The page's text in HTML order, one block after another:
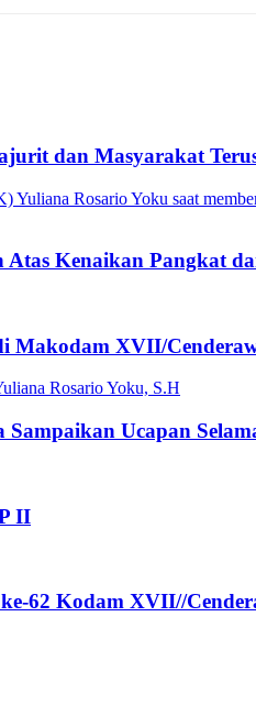
dan Masyarakat
Kenaikan Pangkat
Makodam XVII/
Ucapan
II
62 Kodam XVII//